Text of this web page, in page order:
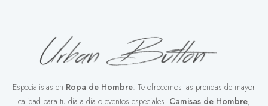
Especialistas en Ropa de Hombre. Te ofrecemos las prendas de mayor
calidad para tu día a día o eventos especiales. Camisas de Hombre,